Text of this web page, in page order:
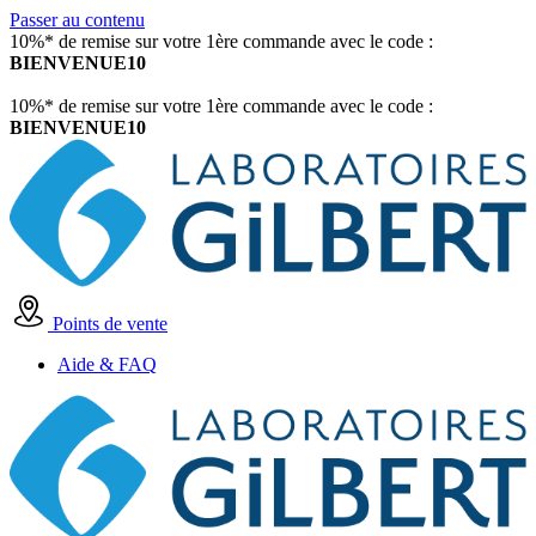
Passer au contenu
10%* de remise sur votre 1ère commande avec le code :
BIENVENUE10
10%* de remise sur votre 1ère commande avec le code :
BIENVENUE10
Points de vente
Aide & FAQ